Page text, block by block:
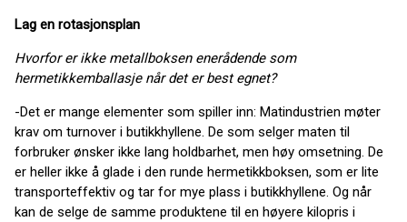
Lag en rotasjonsplan
Hvorfor er ikke metallboksen enerådende som
hermetikkemballasje når det er best egnet?
-Det er mange elementer som spiller inn: Matindustrien møter
krav om turnover i butikkhyllene. De som selger maten til
forbruker ønsker ikke lang holdbarhet, men høy omsetning. De
er heller ikke å glade i den runde hermetikkboksen, som er lite
transporteffektiv og tar for mye plass i butikkhyllene. Og når
kan de selge de samme produktene til en høyere kilopris i